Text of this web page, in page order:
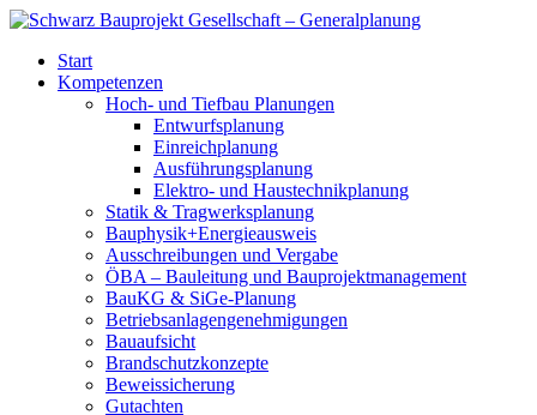
Start
Kompetenzen
Hoch- und Tiefbau Planungen
Entwurfsplanung
Einreichplanung
Ausführungsplanung
Elektro- und Haustechnikplanung
Statik & Tragwerksplanung
Bauphysik+Energieausweis
Ausschreibungen und Vergabe
ÖBA – Bauleitung und Bauprojektmanagement
BauKG & SiGe-Planung
Betriebsanlagengenehmigungen
Bauaufsicht
Brandschutzkonzepte
Beweissicherung
Gutachten